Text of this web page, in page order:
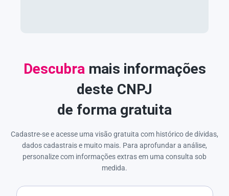
Descubra mais informações
deste CNPJ
de forma gratuita
Cadastre-se e acesse uma visão gratuita com histórico de dívidas,
dados cadastrais e muito mais. Para aprofundar a análise,
personalize com informações extras em uma consulta sob
medida.